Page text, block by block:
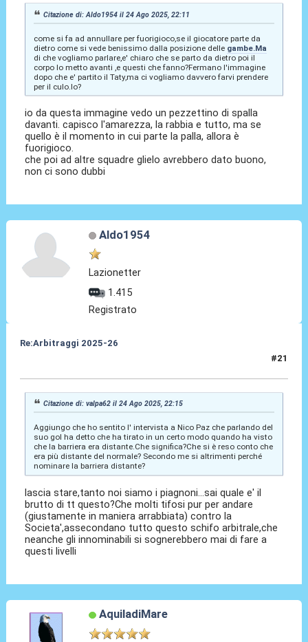
Citazione di: Aldo1954 il 24 Ago 2025, 22:11
come si fa ad annullare per fuorigioco,se il giocatore parte da
dietro come si vede benissimo dalla posizione delle gambe.Ma
di che vogliamo parlare,e' chiaro che se parto da dietro poi il
corpo lo metto avanti ,e questi che fanno?Fermano l'immagine
dopo che e' partito il Taty,ma ci vogliamo davvero farvi prendere
per il culo.lo?
io da questa immagine vedo un pezzettino di spalla
davanti. capisco l'amarezza, la rabbia e tutto, ma se
quello è il momento in cui parte la palla, allora è
fuorigioco.
che poi ad altre squadre glielo avrebbero dato buono,
non ci sono dubbi
Aldo1954
Lazionetter
1.415
Registrato
Re:Arbitraggi 2025-26
#21
Citazione di: valpa62 il 24 Ago 2025, 22:15
Aggiungo che ho sentito l' intervista a Nico Paz che parlando del
suo gol ha detto che ha tirato in un certo modo quando ha visto
che la barriera era distante.Che significa?Che si è reso conto che
era più distante del normale? Secondo me si altrimenti perché
nominare la barriera distante?
lascia stare,tanto noi siamo i piagnoni...sai quale e' il
brutto di tt questo?Che molti tifosi pur per andare
(giustamente in maniera arrabbiata) contro la
Societa',assecondano tutto questo schifo arbitrale,che
neanche gli innominabili si sognerebbero mai di fare a
questi livelli
AquiladiMare